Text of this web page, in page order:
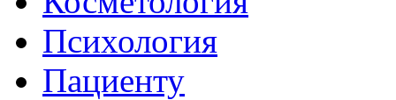
Психология
Пациенту